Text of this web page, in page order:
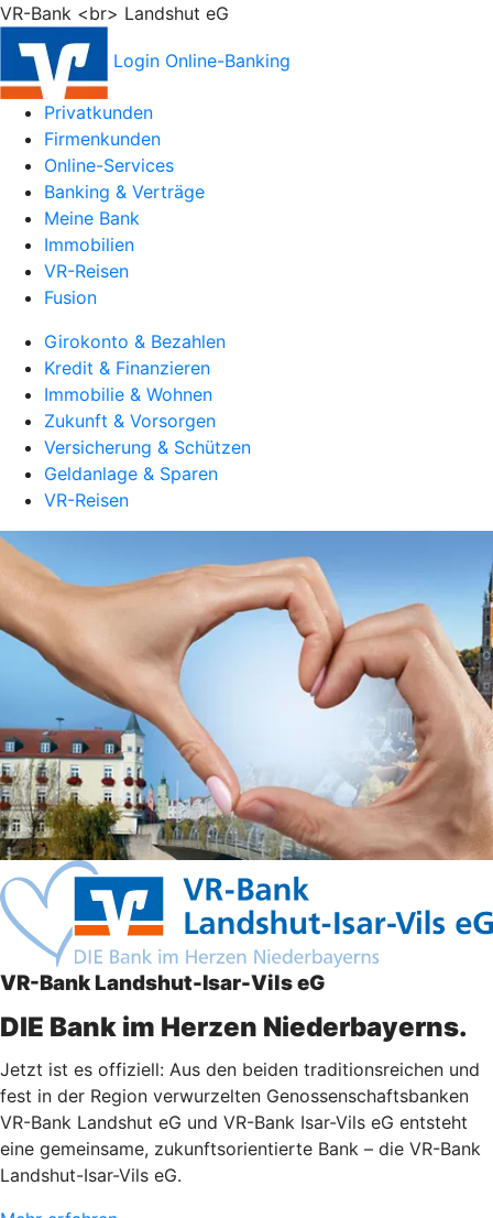
VR-Bank <br> Landshut eG
Login Online-Banking
Privatkunden
Firmenkunden
Online-Services
Banking & Verträge
Meine Bank
Immobilien
VR-Reisen
Fusion
Girokonto & Bezahlen
Kredit & Finanzieren
Immobilie & Wohnen
Zukunft & Vorsorgen
Versicherung & Schützen
Geldanlage & Sparen
VR-Reisen
VR-Bank Landshut-Isar-Vils eG
DIE Bank im Herzen Niederbayerns.
Jetzt ist es offiziell: Aus den beiden traditionsreichen und
fest in der Region verwurzelten Genossenschaftsbanken
VR-Bank Landshut eG und VR-Bank Isar-Vils eG entsteht
eine gemeinsame, zukunftsorientierte Bank – die VR-Bank
Landshut-Isar-Vils eG.